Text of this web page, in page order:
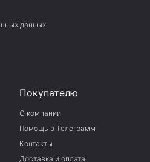
данных
Покупателю
О компании
Помощь в Телеграмм
Контакты
Доставка и оплата